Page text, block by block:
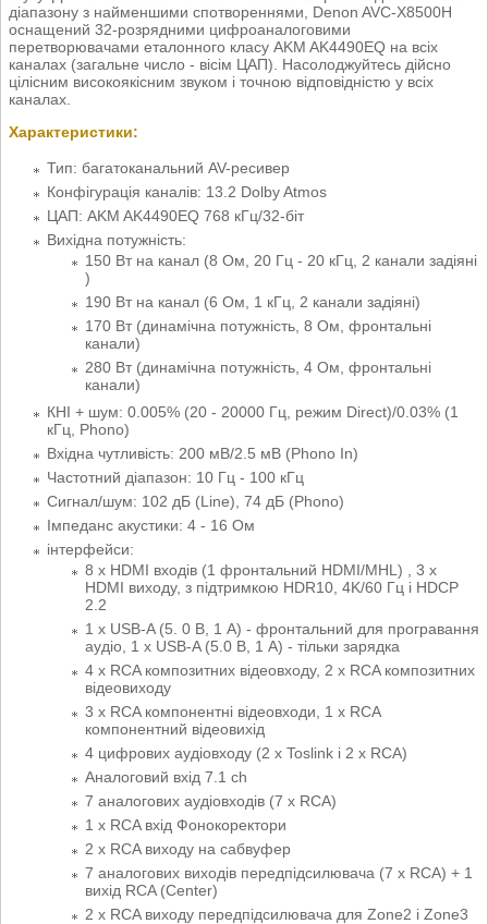
діапазону з найменшими спотвореннями, Denon AVC-X8500H
оснащений 32-розрядними цифроаналоговими
перетворювачами еталонного класу AKM AK4490EQ на всіх
каналах (загальне число - вісім ЦАП). Насолоджуйтесь дійсно
цілісним високоякісним звуком і точною відповідністю у всіх
каналах.
Характеристики:
Тип: багатоканальний AV-ресивер
Конфігурація каналів: 13.2 Dolby Atmos
ЦАП: AKM AK4490EQ 768 кГц/32-біт
Вихідна потужність:
150 Вт на канал (8 Ом, 20 Гц - 20 кГц, 2 канали задіяні
)
190 Вт на канал (6 Ом, 1 кГц, 2 канали задіяні)
170 Вт (динамічна потужність, 8 Ом, фронтальні
канали)
280 Вт (динамічна потужність, 4 Ом, фронтальні
канали)
КНІ + шум: 0.005% (20 - 20000 Гц, режим Direct)/0.03% (1
кГц, Phono)
Вхідна чутливість: 200 мВ/2.5 мВ (Phono In)
Частотний діапазон: 10 Гц - 100 кГц
Сигнал/шум: 102 дБ (Line), 74 дБ (Phono)
Імпеданс акустики: 4 - 16 Ом
інтерфейси:
8 х HDMI входів (1 фронтальний HDMI/MHL) , 3 х
HDMI виходу, з підтримкою HDR10, 4K/60 Гц і HDCP
2.2
1 х USB-A (5. 0 В, 1 А) - фронтальний для програвання
аудіо, 1 х USB-A (5.0 В, 1 А) - тільки зарядка
4 x RCA композитних відеовходу, 2 x RCA композитних
відеовиходу
3 x RCA компонентні відеовходи, 1 x RCA
компонентний відеовихід
4 цифрових аудіовходу (2 x Toslink і 2 x RCA)
Аналоговий вхід 7.1 ch
7 аналогових аудіовходів (7 x RCA)
1 x RCA вхід Фонокоректори
2 x RCA виходу на сабвуфер
7 аналогових виходів передпідсилювача (7 x RCA) + 1
вихід RCA (Center)
2 x RCA виходу передпідсилювача для Zone2 і Zone3